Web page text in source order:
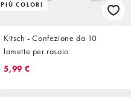
PIÙ COLORI
Kitsch - Confezione da 10
lamette per rasoio
5,99 €